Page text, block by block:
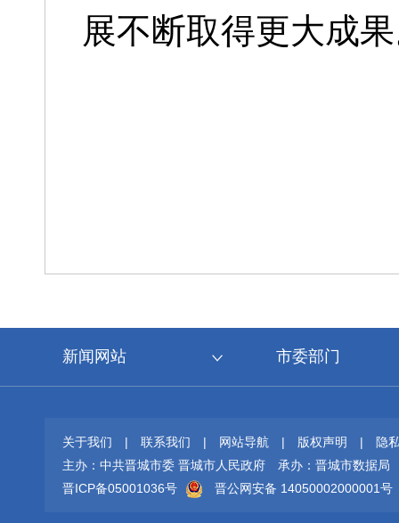
展不断取得更大成
新闻网站 市委部门
关于我们 | 联系我们 | 网站导航 | 版权声明 |
隐
主办：中共晋城市委 晋城市人民政府
承办：晋城市数据局
晋ICP备05001036号
晋公网安备 14050002000001号